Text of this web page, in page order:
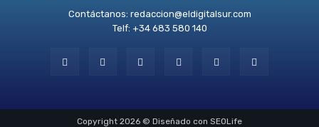
Contáctanos: redaccion@eldigitalsur.com
Telf: +34 683 580 140
Copyright 2026 © Diseñado con SEOLife